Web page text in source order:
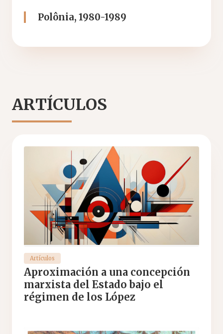
Polônia, 1980-1989
ARTÍCULOS
Artículos
Aproximación a una concepción
marxista del Estado bajo el
régimen de los López